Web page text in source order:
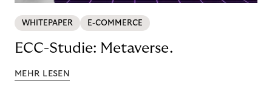
WHITEPAPER E-COMMERCE
ECC-Studie: Metaverse.
MEHR LESEN